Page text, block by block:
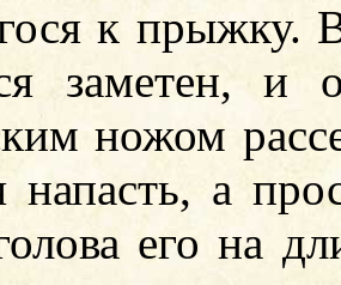
к прыжку.
заметен, и
ножом
напасть, а
его на